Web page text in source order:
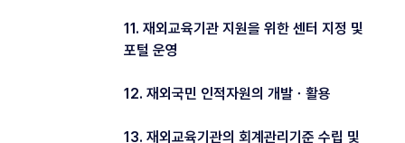
11. 재외교육기관 지원을 위한 센터 지정 및
포털 운영
12. 재외국민 인적자원의 개발ㆍ활용
13. 재외교육기관의 회계관리기준 수립 및